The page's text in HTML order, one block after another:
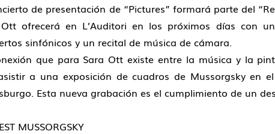
de presentación de “Pictures” formará parte del
ofrecerá en L’Auditori en los próximos días con
sinfónicos y un recital de música de cámara.
que para Sara Ott existe entre la música y la
a una exposición de cuadros de Mussorgsky en
Esta nueva grabación es el cumplimiento de un
MUSSORGSKY